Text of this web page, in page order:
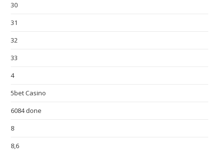
30
31
32
33
4
5bet Casino
6084 done
8
8,6